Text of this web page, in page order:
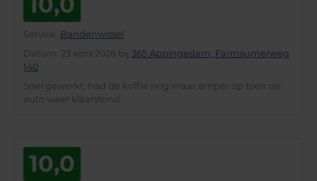
Service Bandenwissel
Datum : 23 april 2026 bij 365 Appingedam, Farmsumerweg
140
Snel gewerkt; had de koffie nog maar amper op toen de
auto weer klaarstond.
10,0